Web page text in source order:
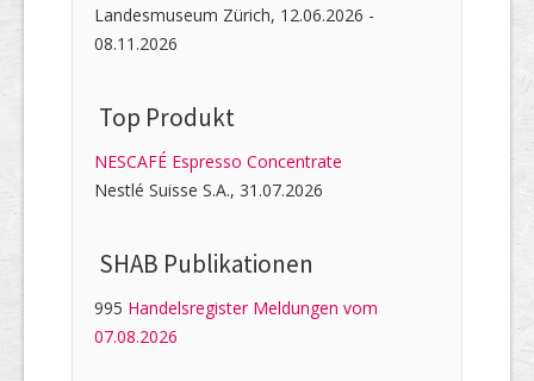
Landesmuseum Zürich, 12.06.2026 -
08.11.2026
Top Produkt
NESCAFÉ Espresso Concentrate
Nestlé Suisse S.A., 31.07.2026
SHAB Publi­kati­onen
995 Handelsregister Meldungen vom
07.08.2026